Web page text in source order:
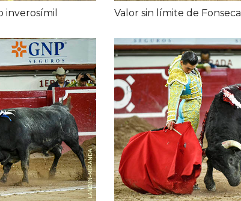
inverosímil Valor sin límite de Fonseca